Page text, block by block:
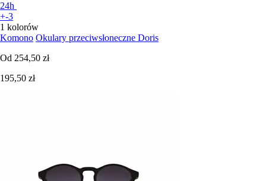
24h
+-3
1 kolorów
Komono Okulary przeciwsłoneczne Doris
Od 254,50 zł
195,50 zł